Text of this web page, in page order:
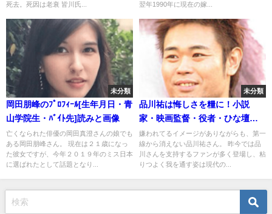
死去。死因は老衰 皆川氏...
翌年1990年に現在の嫁...
未分類
岡田朋峰のﾌﾟﾛﾌｨｰﾙ[生年月日・青
山学院生・ﾊﾞｲﾄ先]読みと画像
亡くなられた俳優の岡田真澄さんの娘でも
ある岡田朋峰さん。 現在は２１歳になっ
た彼女ですが、今年２０１９年のミス日本
に選ばれたとして話題となり...
未分類
品川祐は悔しさを糧に！小説
家・映画監督・役者・ひな壇芸
人として
嫌われてるイメージがありながらも、第一
線から消えない品川祐さん。 昨今では品
川さんを支持するファンが多く登場し、粘
りつよく我を通す姿は現代の...